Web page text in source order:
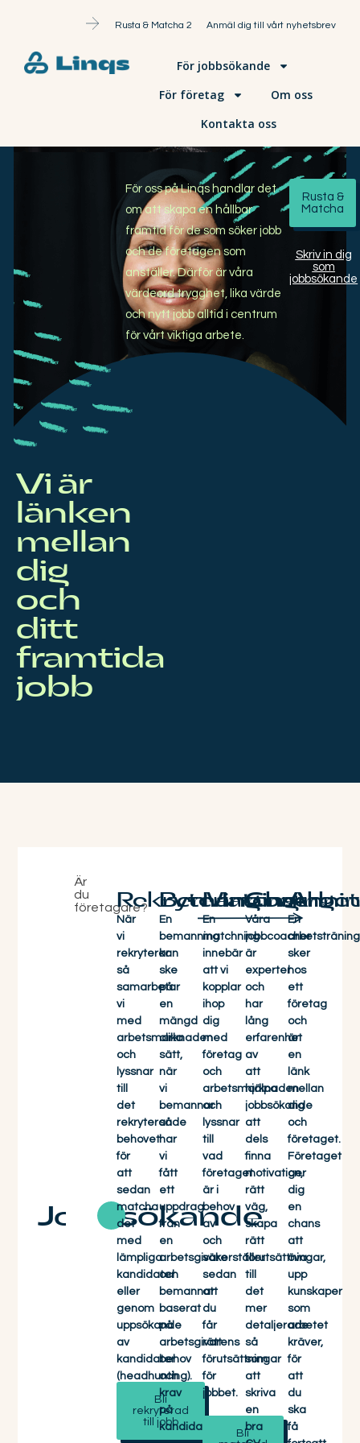
Rusta & Matcha 2 Anmäl dig till vårt nyhetsbrev
För jobbsökande
För företag
Om oss
Kontakta oss
Vi är
länken
mellan
dig
och
ditt
framtida
jobb
För oss på Linqs handlar det
om att skapa en hållbar
framtid för de som söker jobb
och de företagen som
anställer. Därför är våra
värdeord trygghet, lika värde
och nytt jobb alltid i centrum
för vårt viktiga arbete.
Rusta &
Matcha
Skriv in dig
som
jobbsökande
Jobbsökande
Är
du
företagare?Rekrytering
När
vi
rekryterar
så
samarbetar
vi
med
arbetsmarknaden
och
lyssnar
till
det
rekryterande
behovet
för
att
sedan
matcha
det
med
lämpliga
kandidater
eller
genom
uppsökande
av
kandidater
(headhunting).
Bli
rekryterad
till jobb
Bemanning
En
bemanning
kan
ske
på
en
mängd
olika
sätt,
när
vi
bemannar
så
har
vi
fått
ett
uppdrag
från
en
arbetsgivare
och
bemannar
baserat
på
arbetsgivarens
behov
och
krav
på
kandidater.
Matchning
En
matchning
innebär
att vi
kopplar
ihop
dig
med
företag
och
arbetsmarknaden
och
lyssnar
till
vad
företaget
är i
behov
av
och
säkerställer
sedan
att
du
får
rätt
förutsättningar
för
jobbet.
Bli
Våra
jobbcoacher
är
experter
och
har
lång
erfarenhet
av
att
hjälpa
jobbsökande
att
dels
finna
motivation,
rätt
väg,
skapa
rätt
förutsättningar,
till
det
mer
detaljerade
så
som
att
skriva
en
bra
En
arbetsträning
sker
hos
ett
företag
och
är
en
länk
mellan
dig
och
företaget.
Företaget
ger
dig
en
chans
att
öva
upp
kunskaper
som
arbetet
kräver,
för
att
du
ska
få